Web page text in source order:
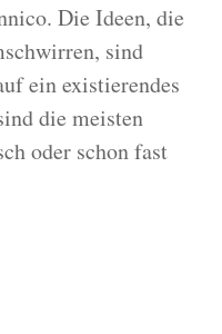
Die Ideen, die
sind
ein existierendes
die meisten
oder schon fast